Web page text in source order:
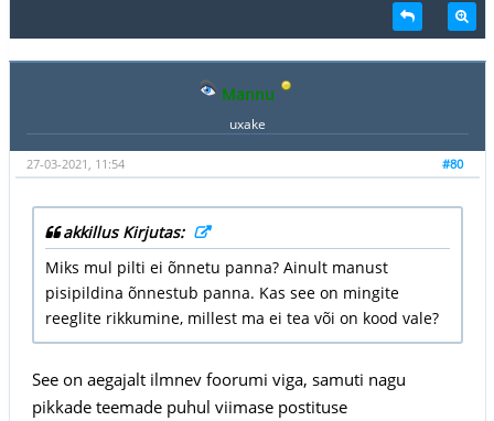
Mannu
uxake
#80
27-03-2021, 11:54
akkillus Kirjutas:
Miks mul pilti ei õnnetu panna? Ainult manust
pisipildina õnnestub panna. Kas see on mingite
reeglite rikkumine, millest ma ei tea või on kood vale?
See on aegajalt ilmnev foorumi viga, samuti nagu
pikkade teemade puhul viimase postituse